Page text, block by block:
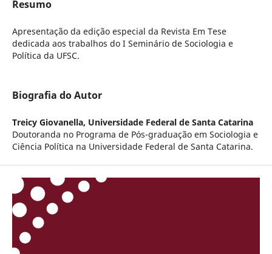
Resumo
Apresentação da edição especial da Revista Em Tese
dedicada aos trabalhos do I Seminário de Sociologia e
Política da UFSC.
Biografia do Autor
Treicy Giovanella, Universidade Federal de Santa Catarina
Doutoranda no Programa de Pós-graduação em Sociologia e
Ciência Política na Universidade Federal de Santa Catarina.